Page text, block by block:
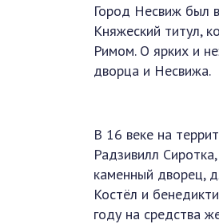
Город Несвиж был
Княжеский титул,
Римом. О ярких и
дворца и Несвижа.
В 16 веке на
Радзивилл
каменный дворец,
Костёл и
году на средства